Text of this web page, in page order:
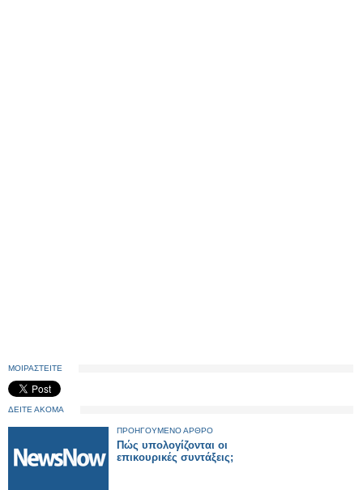
ΜΟΙΡΑΣΤΕΙΤΕ
ΔΕΙΤΕ ΑΚΟΜΑ
ΠΡΟΗΓΟΥΜΕΝΟ ΑΡΘΡΟ
Πώς υπολογίζονται οι
επικουρικές συντάξεις;